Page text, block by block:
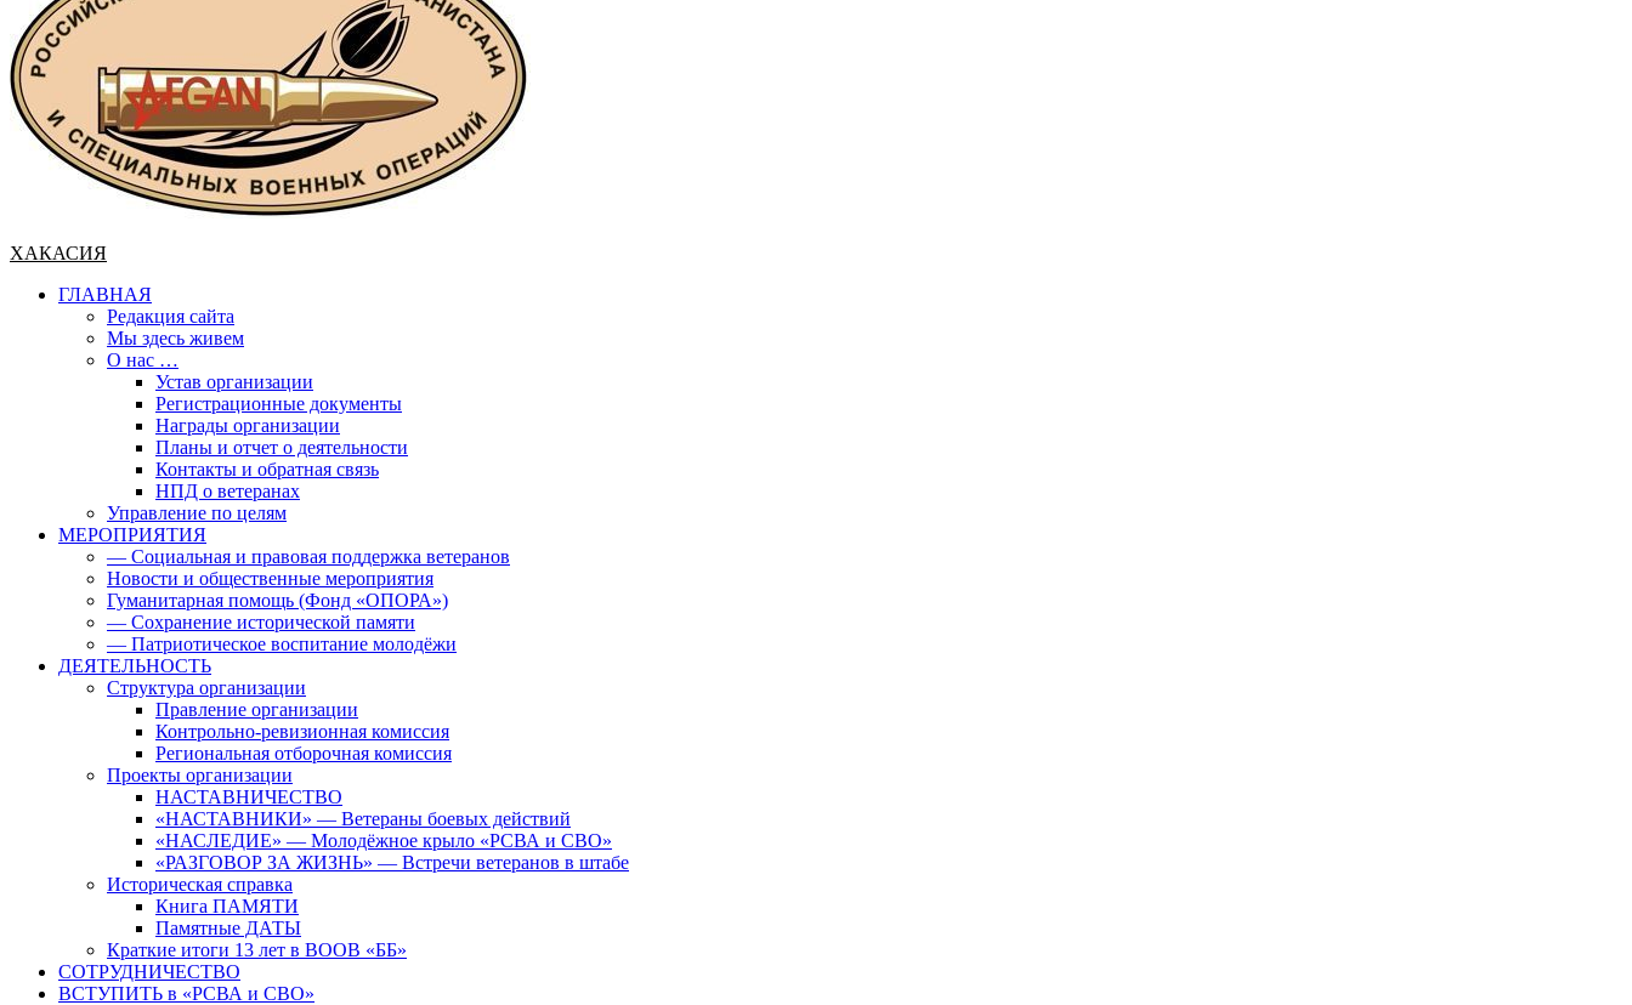
ХАКАСИЯ
ГЛАВНАЯ
Редакция сайта
Мы здесь живем
О нас …
Устав организации
Регистрационные документы
Награды организации
Планы и отчет о деятельности
Контакты и обратная связь
НПД о ветеранах
Управление по целям
МЕРОПРИЯТИЯ
— Социальная и правовая поддержка ветеранов
Новости и общественные мероприятия
Гуманитарная помощь (Фонд «ОПОРА»)
— Сохранение исторической памяти
— Патриотическое воспитание молодёжи
ДЕЯТЕЛЬНОСТЬ
Структура организации
Правление организации
Контрольно-ревизионная комиссия
Региональная отборочная комиссия
Проекты организации
НАСТАВНИЧЕСТВО
«НАСТАВНИКИ» — Ветераны боевых действий
«НАСЛЕДИЕ» — Молодёжное крыло «РСВА и СВО»
«РАЗГОВОР ЗА ЖИЗНЬ» — Встречи ветеранов в штабе
Историческая справка
Книга ПАМЯТИ
Памятные ДАТЫ
Краткие итоги 13 лет в ВООВ «ББ»
СОТРУДНИЧЕСТВО
ВСТУПИТЬ в «РСВА и СВО»